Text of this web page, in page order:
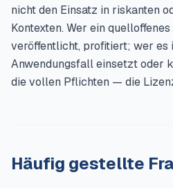
nicht den Einsatz in riskanten
Kontexten. Wer ein
veröffentlicht, profitiert; wer es
Anwendungsfall einsetzt oder
die vollen Pflichten — die
Häufig gestellte